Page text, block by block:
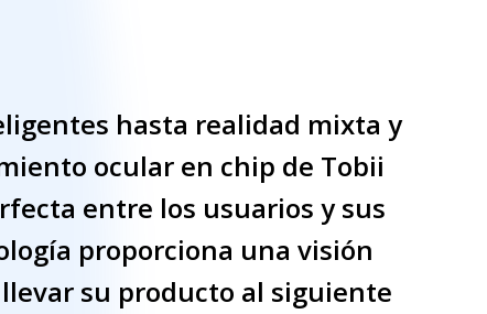
hasta realidad mixta y
ocular en chip de Tobii
entre los usuarios y sus
proporciona una visión
su producto al siguiente